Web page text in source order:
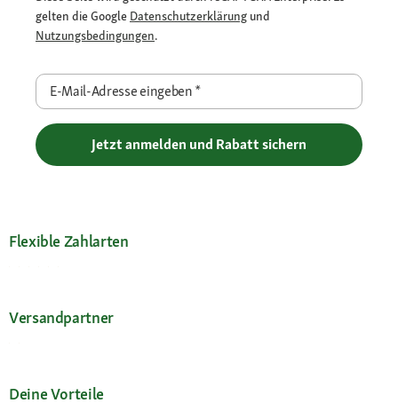
gelten die Google Datenschutzerklärung und
Nutzungsbedingungen.
E-Mail-Adresse eingeben*
Jetzt anmelden und Rabatt sichern
Flexible Zahlarten
Versandpartner
Deine Vorteile